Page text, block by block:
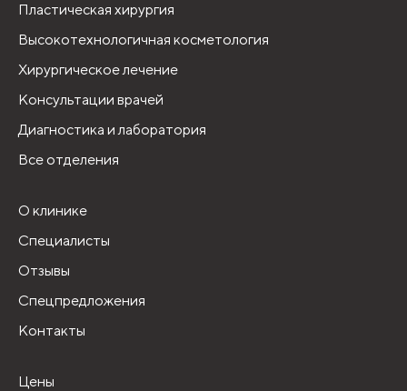
Пластическая хирургия
Высокотехнологичная косметология
Хирургическое лечение
Консультации врачей
Диагностика и лаборатория
Все отделения
О клинике
Специалисты
Отзывы
Спецпредложения
Контакты
Цены